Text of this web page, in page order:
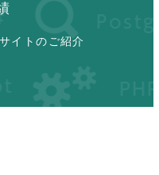
イトのご紹介